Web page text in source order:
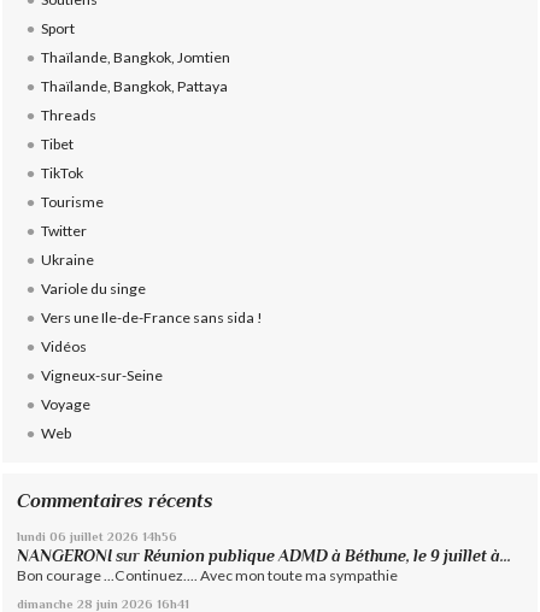
Sport
Thaïlande, Bangkok, Jomtien
Thaïlande, Bangkok, Pattaya
Threads
Tibet
TikTok
Tourisme
Twitter
Ukraine
Variole du singe
Vers une Ile-de-France sans sida !
Vidéos
Vigneux-sur-Seine
Voyage
Web
Commentaires récents
lundi 06 juillet 2026 14h56
NANGERONI surRéunion publique ADMD à Béthune, le 9 juillet à...
Bon courage ...Continuez.... Avec mon toute ma sympathie
dimanche 28 juin 2026 16h41